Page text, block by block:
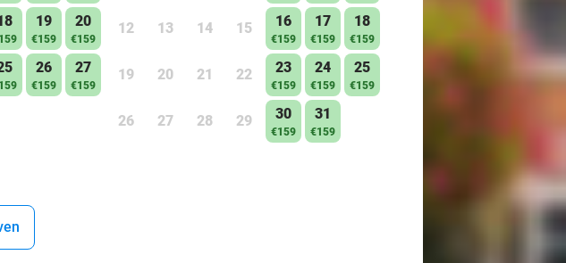
19
€159
20
€159
26
€159
27
€159
12 13 14 15 16
€159
17
€159
18
€159
19 20 21 22 23
€159
24
€159
25
€159
26 27 28 29 30
€159
31
€159